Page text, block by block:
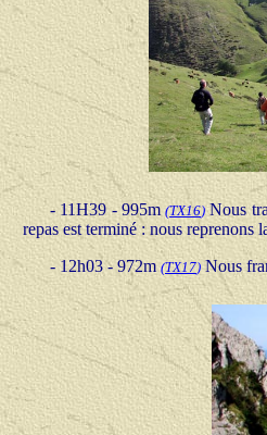
- 11H39 - 995m(TX16)Nous
repas est terminé : nous reprenons
- 12h03 - 972m(TX17)Nous